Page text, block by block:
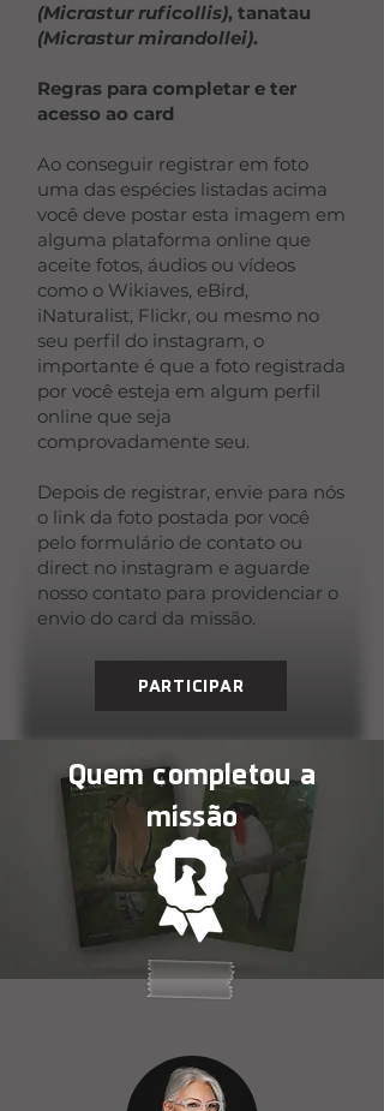
(Micrastur ruficollis), tanatau
(Micrastur mirandollei).
Regras para completar e ter
acesso ao card
Ao conseguir registrar em foto
uma das espécies listadas acima
você deve postar esta imagem em
alguma plataforma online que
aceite fotos, áudios ou vídeos
como o Wikiaves, eBird,
iNaturalist, Flickr, ou mesmo no
seu perfil do instagram, o
importante é que a foto registrada
por você esteja em algum perfil
online que seja
comprovadamente seu.
Depois de registrar, envie para nós
o link da foto postada por você
pelo formulário de contato ou
direct no instagram e aguarde
nosso contato para providenciar o
envio do card da missão.
PARTICIPAR
Quem completou a
missão